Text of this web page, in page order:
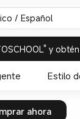
/ Español
y
Estilo
ahora